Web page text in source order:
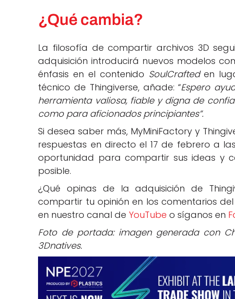
¿Qué cambia?
La filosofía de compartir archivos 3D
adquisición introducirá nuevos modelos
énfasis en el contenido SoulCrafteden
técnico de Thingiverse, añade: “Espero
herramienta valiosa, fiable y digna de
como para aficionados principiantes”.
Si desea saber más, MyMiniFactory y
respuestas en directo el 17 de febrero a
oportunidad para compartir sus ideas y
posible.
¿Qué opinas de la adquisición de
compartir tu opinión en los comentarios
en nuestro canal de YouTube o síganos en
Foto de portada: imagen generada con
3Dnatives.